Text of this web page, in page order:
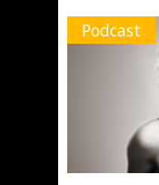
Podcast